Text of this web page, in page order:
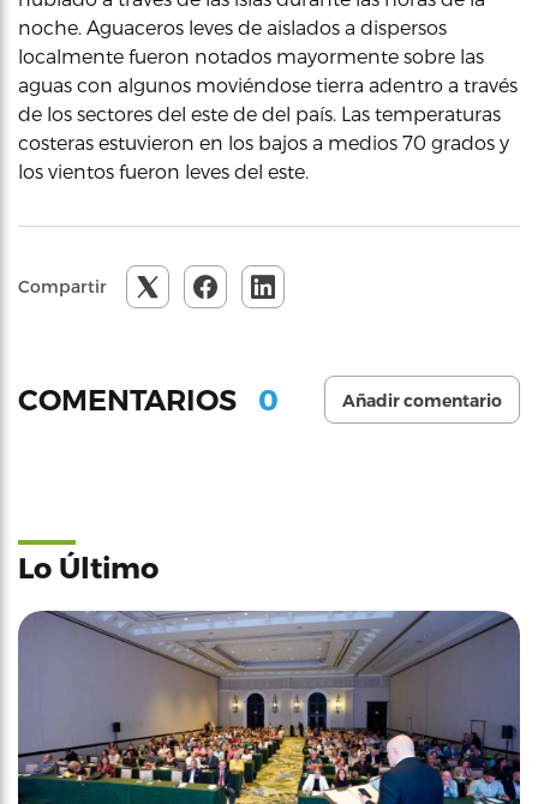
noche. Aguaceros leves de aislados a dispersos
localmente fueron notados mayormente sobre las
aguas con algunos moviéndose tierra adentro a través
de los sectores del este de del país. Las temperaturas
costeras estuvieron en los bajos a medios 70 grados y
los vientos fueron leves del este.
Compartir
COMENTARIOS 0 Añadir comentario
Lo Último